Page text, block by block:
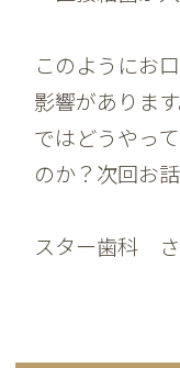
このようにお
影響があります
ではどうやっ
のか？次回お
スター歯科